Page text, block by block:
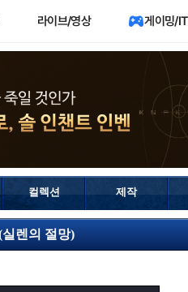
라이브/영상 게이밍/IT
컬렉션 제작
렌의 절망)